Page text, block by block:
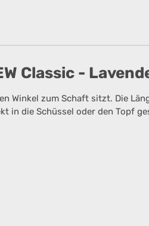
Classic -
Winkel zum Schaft sitzt. Die
in die Schüssel oder den Topf